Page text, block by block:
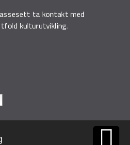
ta kontakt med
kulturutvikling.